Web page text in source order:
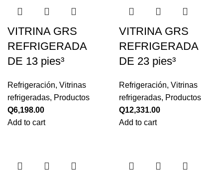
VITRINA GRS
REFRIGERADA
DE 13 pies³
Refrigeración, Vitrinas
refrigeradas, Productos
Q6,198.00
Add to cart
VITRINA GRS
REFRIGERADA
DE 23 pies³
Refrigeración, Vitrinas
refrigeradas, Productos
Q12,331.00
Add to cart